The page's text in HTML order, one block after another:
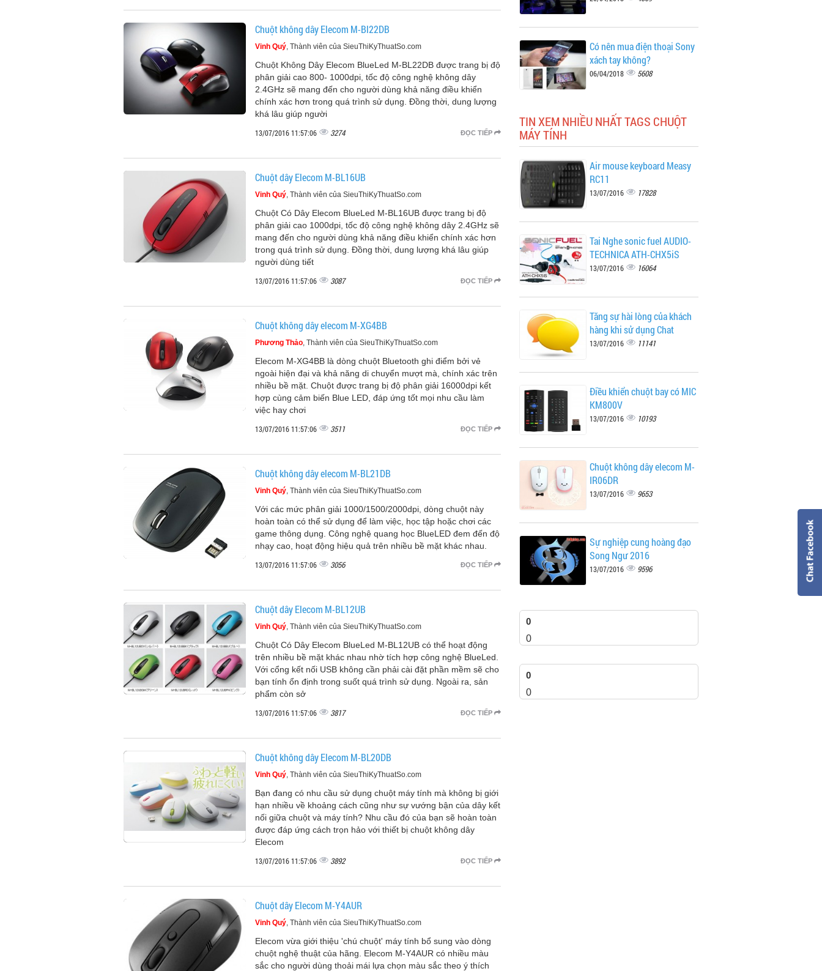
Chuột không dây Elecom M-Bl22DB
Vinh Quý, Thành viên của SieuThiKyThuatSo.com
Chuột Không Dây Elecom BlueLed M-BL22DB được trang bị độ
phân giải cao 800- 1000dpi, tốc độ công nghệ không dây
2.4GHz sẽ mang đến cho người dùng khả năng điều khiển
chính xác hơn trong quá trình sử dụng. Đồng thời, dung lượng
khá lâu giúp người
ĐỌC TIẾP
13/07/2016 11:57:06 3274
Chuột dây Elecom M-BL16UB
Vinh Quý, Thành viên của SieuThiKyThuatSo.com
Chuột Có Dây Elecom BlueLed M-BL16UB được trang bị độ
phân giải cao 1000dpi, tốc độ công nghệ không dây 2.4GHz sẽ
mang đến cho người dùng khả năng điều khiển chính xác hơn
trong quá trình sử dụng. Đồng thời, dung lượng khá lâu giúp
người dùng tiết
ĐỌC TIẾP
13/07/2016 11:57:06 3087
Chuột không dây elecom M-XG4BB
Phương Thảo, Thành viên của SieuThiKyThuatSo.com
Elecom M-XG4BB là dòng chuột Bluetooth ghi điểm bởi vẻ
ngoài hiện đại và khả năng di chuyển mượt mà, chính xác trên
nhiều bề mặt. Chuột được trang bị độ phân giải 16000dpi kết
hợp cùng cảm biến Blue LED, đáp ứng tốt mọi nhu cầu làm
việc hay chơi
ĐỌC TIẾP
13/07/2016 11:57:06 3511
Chuột không dây elecom M-BL21DB
Vinh Quý, Thành viên của SieuThiKyThuatSo.com
Với các mức phân giải 1000/1500/2000dpi, dòng chuột này
hoàn toàn có thể sử dụng để làm việc, học tập hoặc chơi các
game thông dụng. Công nghệ quang học BlueLED đem đến độ
nhạy cao, hoạt động hiệu quả trên nhiều bề mặt khác nhau.
ĐỌC TIẾP
13/07/2016 11:57:06 3056
Chuột dây Elecom M-BL12UB
Vinh Quý, Thành viên của SieuThiKyThuatSo.com
Chuột Có Dây Elecom BlueLed M-BL12UB có thể hoạt động
trên nhiều bề mặt khác nhau nhờ tích hợp công nghệ BlueLed.
Với cổng kết nối USB không cần phải cài đặt phần mềm sẽ cho
bạn tính ổn định trong suốt quá trình sử dụng. Ngoài ra, sản
phẩm còn sở
ĐỌC TIẾP
13/07/2016 11:57:06 3817
Chuột không dây Elecom M-BL20DB
Vinh Quý, Thành viên của SieuThiKyThuatSo.com
Bạn đang có nhu cầu sử dụng chuột máy tính mà không bị giới
hạn nhiều về khoảng cách cũng như sự vướng bận của dây kết
nối giữa chuột và máy tính? Nhu cầu đó của bạn sẽ hoàn toàn
được đáp ứng cách trọn hảo với thiết bị chuột không dây
Elecom
ĐỌC TIẾP
13/07/2016 11:57:06 3892
Chuột dây Elecom M-Y4AUR
Vinh Quý, Thành viên của SieuThiKyThuatSo.com
Elecom vừa giới thiệu 'chú chuột' máy tính bổ sung vào dòng
chuột nghệ thuật của hãng. Elecom M-Y4AUR có nhiều màu
sắc cho người dùng thoải mái lựa chọn màu sắc theo ý thích
Có nên mua điện thoại Sony
xách tay không?
06/04/2018 5608
TIN XEM NHIỀU NHẤT TAGS CHUỘT
MÁY TÍNH
Air mouse keyboard Measy
RC11
13/07/2016 17828
Tai Nghe sonic fuel AUDIO-
TECHNICA ATH-CHX5iS
13/07/2016 16064
Tăng sự hài lòng của khách
hàng khi sử dụng Chat
13/07/2016 11141
Điều khiển chuột bay có MIC
KM800V
13/07/2016 10193
Chuột không dây elecom M-
IR06DR
13/07/2016 9653
Sự nghiệp cung hoàng đạo
Song Ngư 2016
13/07/2016 9596
0
0
0
0